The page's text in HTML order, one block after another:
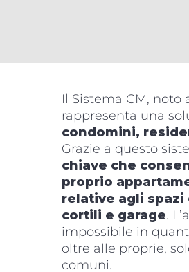
Il Sistema CM, noto
rappresenta una
condomini,
Grazie a questo
chiave che
proprio
relative agli spazi
cortili e garage.
impossibile in
oltre alle proprie,
comuni.